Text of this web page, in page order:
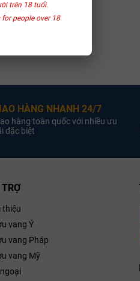
trên 18 tuổi.
people over 18
HÀNG NHANH 24/7
hàng toàn quốc với nhiều ưu
đặc biệt
TRỢ
thiệu
vang Ý
vang Pháp
vang Mỹ